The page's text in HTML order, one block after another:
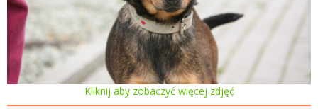
Kliknij aby zobaczyć więcej zdjęć